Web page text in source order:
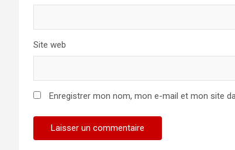
Site web
Enregistrer mon nom, mon e-mail et mon site